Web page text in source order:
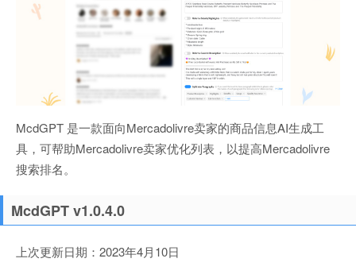
McdGPT 是一款面向Mercadolivre卖家的商品信息AI生成工
具，可帮助Mercadolivre卖家优化列表，以提高Mercadolivre
搜索排名。
McdGPT v1.0.4.0
上次更新日期：2023年4月10日